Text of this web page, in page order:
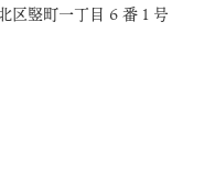
竪町一丁目 6 番 1 号